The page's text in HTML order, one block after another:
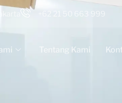
Tentang Kami